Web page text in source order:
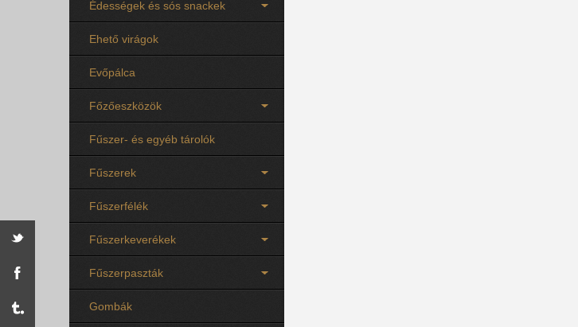
Édességek és sós snackek
Ehető virágok
Evőpálca
Főzőeszközök
Fűszer- és egyéb tárolók
Fűszerek
Fűszerfélék
Fűszerkeverékek
Fűszerpaszták
Gombák